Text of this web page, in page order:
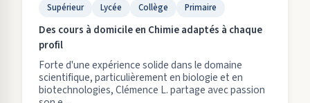
Supérieur Lycée Collège Primaire
Des cours à domicile en Chimie adaptés à chaque
profil
Forte d'une expérience solide dans le domaine
scientifique, particulièrement en biologie et en
biotechnologies, Clémence L. partage avec passion